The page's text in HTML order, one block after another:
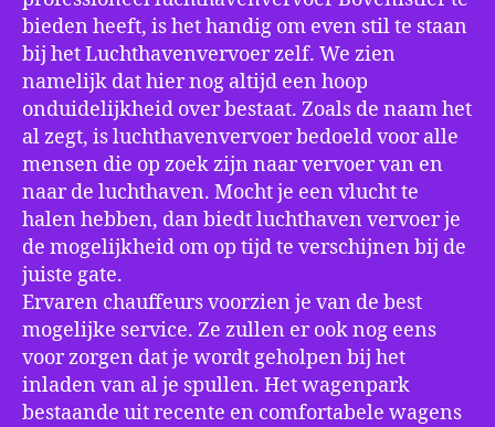
bieden heeft, is het handig om even stil te staan
bij het Luchthavenvervoer zelf. We zien
namelijk dat hier nog altijd een hoop
onduidelijkheid over bestaat. Zoals de naam het
al zegt, is luchthavenvervoer bedoeld voor alle
mensen die op zoek zijn naar vervoer van en
naar de luchthaven. Mocht je een vlucht te
halen hebben, dan biedt luchthaven vervoer je
de mogelijkheid om op tijd te verschijnen bij de
juiste gate.
Ervaren chauffeurs voorzien je van de best
mogelijke service. Ze zullen er ook nog eens
voor zorgen dat je wordt geholpen bij het
inladen van al je spullen. Het wagenpark
bestaande uit recente en comfortabele wagens